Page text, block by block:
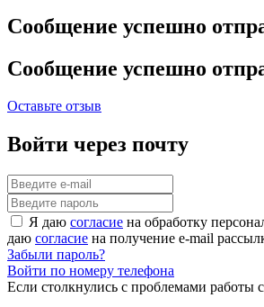
Сообщение успешно
Сообщение успешно
Оставьте отзыв
Войти через почту
Я даю согласие на обработку
даю согласие на получение e-mail
Забыли пароль?
Войти по номеру телефона
Если столкнулись с проблемами работы